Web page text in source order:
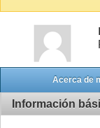
Acerca de
Información